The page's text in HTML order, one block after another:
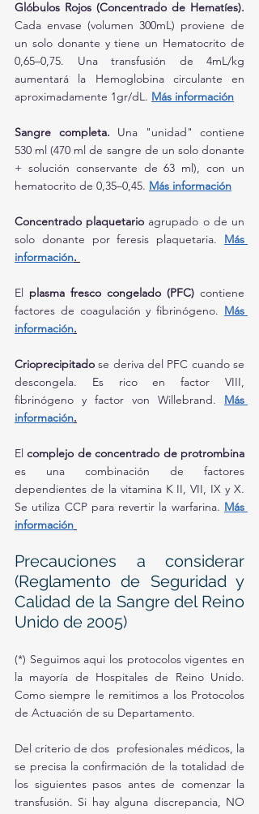
Cada envase (volumen 300mL) proviene de
un solo donante y tiene un Hematocrito de
0,65–0,75. Una transfusión de 4mL/kg
aumentará la Hemoglobina circulante en
aproximadamente 1gr/dL. Más información
Sangre completa. Una "unidad" contiene
530 ml (470 ml de sangre de un solo donante
+ solución conservante de 63 ml), con un
hematocrito de 0,35–0,45. Más información
Concentrado plaquetario agrupado o de un
solo donante por feresis plaquetaria. Más
información.
El plasma fresco congelado (PFC) contiene
factores de coagulación y fibrinógeno. Más
información.
Crioprecipitado se deriva del PFC cuando se
descongela. Es rico en factor VIII,
fibrinógeno y factor von Willebrand. Más
información.
El
es una combinación de factores
dependientes de la vitamina K II, VII, IX y X.
Se utiliza CCP para revertir la warfarina. Más
información
Precauciones a considerar
(Reglamento de Seguridad y
Calidad de la Sangre del Reino
Unido de 2005)
(*) Seguimos aqui los protocolos vigentes en
la mayoría de Hospitales de Reino Unido.
Como siempre le remitimos a los Protocolos
de Actuación de su Departamento.
Del criterio de dos  profesionales médicos, la
se precisa la confirmación de la totalidad de
los siguientes pasos antes de comenzar la
transfusión. Si hay alguna discrepancia, NO